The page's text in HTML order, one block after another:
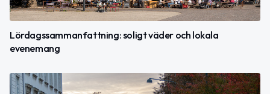
Lördagssammanfattning: soligt väder och lokala
evenemang